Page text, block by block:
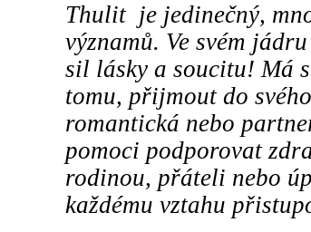
Thulit je jedinečný,
významů. Ve svém
sil lásky a soucitu! Má
tomu, přijmout do
romantická nebo
pomoci podporovat
rodinou, přáteli nebo
každému vztahu